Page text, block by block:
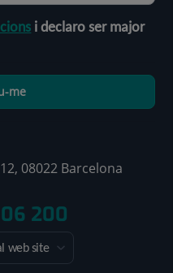
i declaro ser major
me
08022 Barcelona
200
web site